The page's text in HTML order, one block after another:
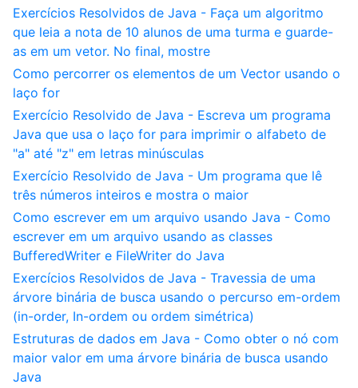
Exercícios Resolvidos de Java - Faça um algoritmo
que leia a nota de 10 alunos de uma turma e guarde-
as em um vetor. No final, mostre
Como percorrer os elementos de um Vector usando o
laço for
Exercício Resolvido de Java - Escreva um programa
Java que usa o laço for para imprimir o alfabeto de
"a" até "z" em letras minúsculas
Exercício Resolvido de Java - Um programa que lê
três números inteiros e mostra o maior
Como escrever em um arquivo usando Java - Como
escrever em um arquivo usando as classes
BufferedWriter e FileWriter do Java
Exercícios Resolvidos de Java - Travessia de uma
árvore binária de busca usando o percurso em-ordem
(in-order, In-ordem ou ordem simétrica)
Estruturas de dados em Java - Como obter o nó com
maior valor em uma árvore binária de busca usando
Java